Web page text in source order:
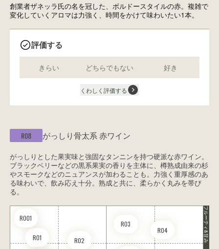
創業者ザネッラ氏の名を冠した、ボルドースタイルの赤。複雑で
変化していくアロマは力強く、時間をかけて味わいたい1本。
評価する
きらい どちらでもない 好き
くわしく評価する
R08 がっしり骨太系 赤ワイン
がっしりとした果実味と強固なタンニンを持つ硬派な赤ワイン。
ブラックベリーなどの黒系果実の香りを主体に、樽熟成由来の杉
やスモークなどのニュアンスが加わることも。力強く重厚感のあ
る味わいで、飲み応え十分。熟成と共に、柔らかく丸みを帯び
る。
R01 R02
R03
R04
RO01 フルーティ&甘み